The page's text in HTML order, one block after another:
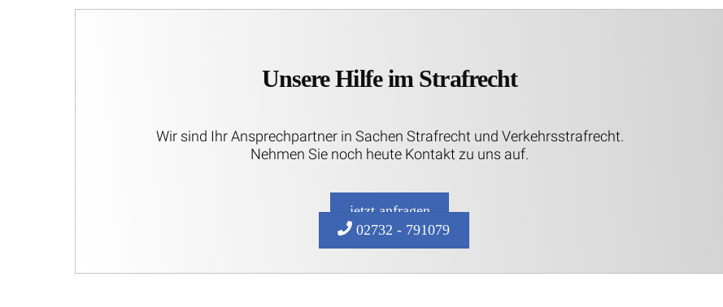
Unsere Hilfe im Strafrecht
Wir sind Ihr Ansprechpartner in Sachen Strafrecht und Verkehrsstrafrecht.
Nehmen Sie noch heute Kontakt zu uns auf.
jetzt anfragen
02732 - 791079